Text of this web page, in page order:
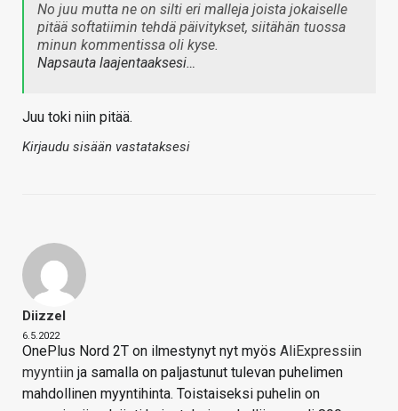
No juu mutta ne on silti eri malleja joista jokaiselle
pitää softatiimin tehdä päivitykset, siitähän tuossa
minun kommentissa oli kyse.
Napsauta laajentaaksesi…
Juu toki niin pitää.
Kirjaudu sisään vastataksesi
Diizzel
6.5.2022
OnePlus Nord 2T on ilmestynyt nyt myös AliExpressiin
myyntiin ja samalla on paljastunut tulevan puhelimen
mahdollinen myyntihinta. Toistaiseksi puhelin on